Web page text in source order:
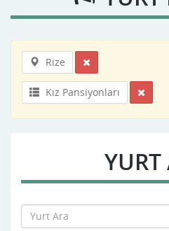
Rize
Kız Pansiyonları
YURT